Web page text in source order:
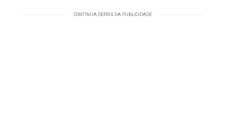
CONTINUA DEPOIS DA PUBLICIDADE